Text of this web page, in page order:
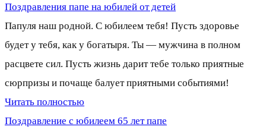
Поздравления папе на юбилей от детей
Папуля наш родной. С юбилеем тебя! Пусть здоровье
будет у тебя, как у богатыря. Ты — мужчина в полном
расцвете сил. Пусть жизнь дарит тебе только приятные
сюрпризы и почаще балует приятными событиями!
Читать полностью
Поздравление с юбилеем 65 лет папе